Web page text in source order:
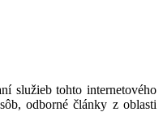
služieb tohto internetového
odborné články z oblasti